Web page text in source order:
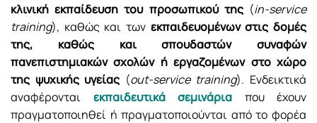
κλινική εκπαίδευση του προσωπικού της(in-service
training), καθώς και των εκπαιδευομένων στις δομές
της, καθώς και σπουδαστών συναφών
πανεπιστημιακών σχολών ή εργαζομένων στο χώρο
της ψυχικής υγείας (out-service training). Ενδεικτικά
αναφέρονται εκπαιδευτικά σεμινάρια που έχουν
πραγματοποιηθεί ή πραγματοποιούνται από το φορέα